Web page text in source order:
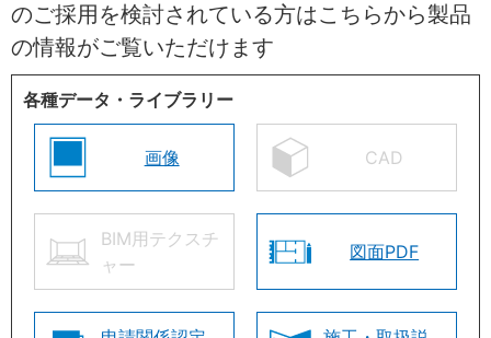
のご採用を検討されている方はこちらから製品
の情報がご覧いただけます
各種データ・ライブラリー
画像 CAD
BIM用テクスチ
ャー
図面PDF